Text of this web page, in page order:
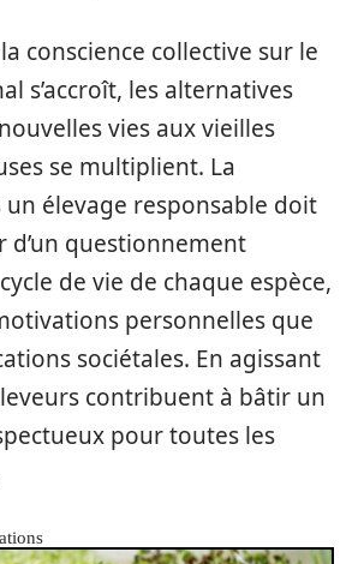
conscience collective sur le
s’accroît, les alternatives
vies aux vieilles
se multiplient. La
élevage responsable doit
d’un questionnement
de vie de chaque espèce,
personnelles que
sociétales. En agissant
contribuent à bâtir un
pour toutes les